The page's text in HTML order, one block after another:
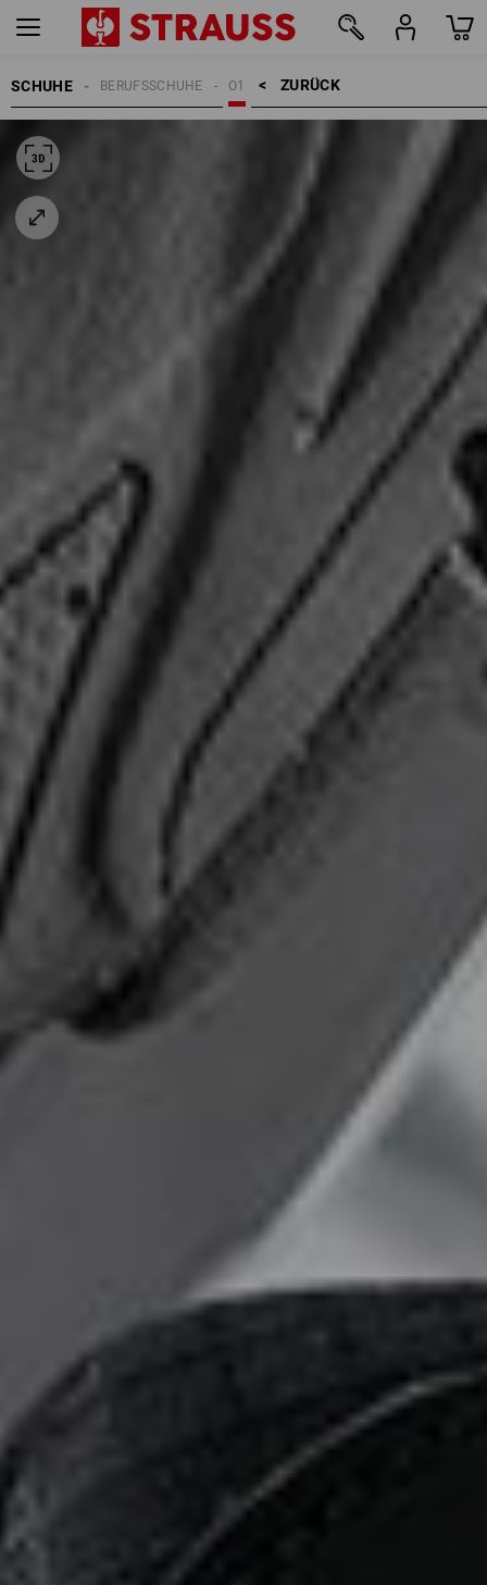
SCHUHE ZURÜCK    >
O1
BERUFSSCHUHE